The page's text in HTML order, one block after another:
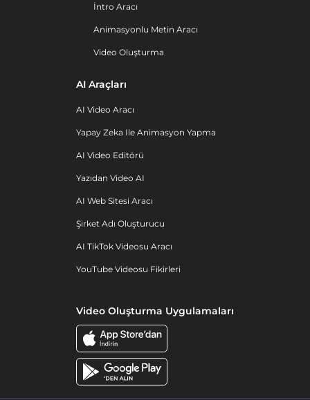
İntro Aracı
Animasyonlu Metin Aracı
Video Oluşturma
AI Araçları
AI Video Aracı
Yapay Zeka Ile Animasyon Yapma
AI Video Editörü
Yazıdan Video AI
AI Web Sitesi Aracı
Şirket Adı Oluşturucu
AI TikTok Videosu Aracı
YouTube Videosu Fikirleri
Video Oluşturma Uygulamaları